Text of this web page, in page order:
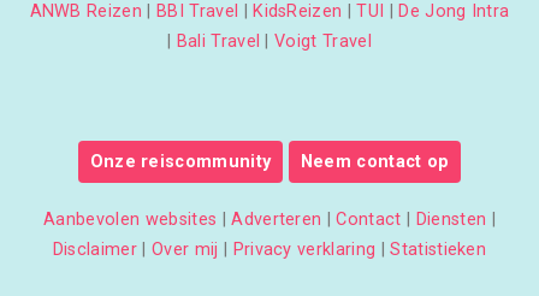
ANWB Reizen
BBI Travel KidsReizen |TUI
De Jong Intra
Bali Travel |Voigt Travel
Onze reiscommunity Neem contact op
Aanbevolen websites |Adverteren |Contact Diensten
Disclaimer |Over mij Privacy verklaring |Statistieken